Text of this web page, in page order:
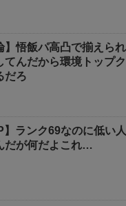
】悟飯パ高凸で揃えら
てんだから環境トップ
だろ
】ランク69なのに低い
だが何だよこれ…